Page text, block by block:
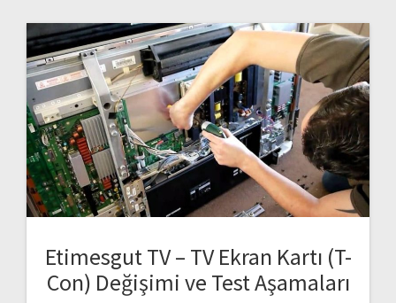
Etimesgut TV – TV Ekran Kartı (T-
Con) Değişimi ve Test Aşamaları